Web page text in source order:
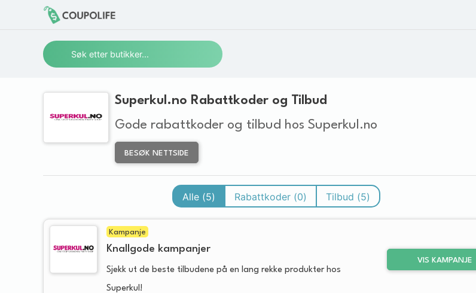
Superkul.no Rabattkoder og Tilbud
Gode rabattkoder og tilbud hos Superkul.no
BESØK NETTSIDE
Alle (5) Rabattkoder (0) Tilbud (5)
Kampanje
Knallgode kampanjer
Sjekk ut de beste tilbudene på en lang rekke produkter hos
Superkul!
VIS KAMPANJE